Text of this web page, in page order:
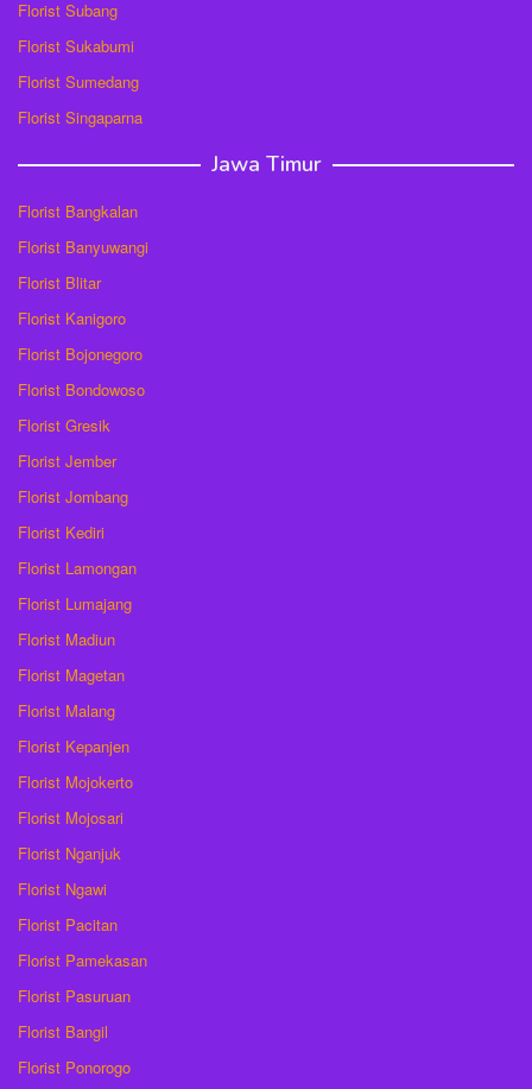
Florist Subang
Florist Sukabumi
Florist Sumedang
Florist Singaparna
Jawa Timur
Florist Bangkalan
Florist Banyuwangi
Florist Blitar
Florist Kanigoro
Florist Bojonegoro
Florist Bondowoso
Florist Gresik
Florist Jember
Florist Jombang
Florist Kediri
Florist Lamongan
Florist Lumajang
Florist Madiun
Florist Magetan
Florist Malang
Florist Kepanjen
Florist Mojokerto
Florist Mojosari
Florist Nganjuk
Florist Ngawi
Florist Pacitan
Florist Pamekasan
Florist Pasuruan
Florist Bangil
Florist Ponorogo